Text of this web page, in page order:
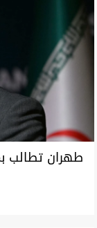
طهران تطالب